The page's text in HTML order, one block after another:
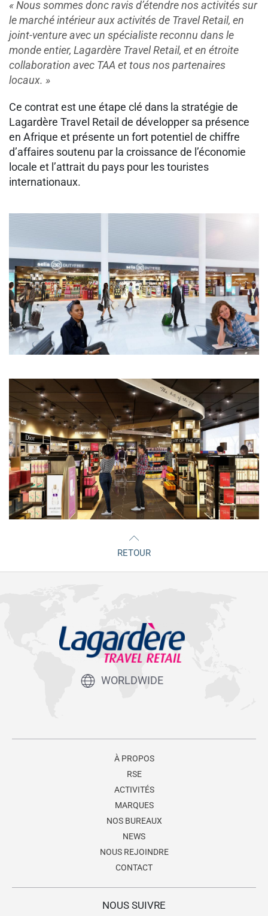
« Nous sommes donc ravis d’étendre nos activités sur
le marché intérieur aux activités de Travel Retail, en
joint-venture avec un spécialiste reconnu dans le
monde entier, Lagardère Travel Retail, et en étroite
collaboration avec TAA et tous nos partenaires
locaux. »
Ce contrat est une étape clé dans la stratégie de
Lagardère Travel Retail de développer sa présence
en Afrique et présente un fort potentiel de chiffre
d’affaires soutenu par la croissance de l’économie
locale et l’attrait du pays pour les touristes
internationaux.
RETOUR
WORLDWIDE
À PROPOS
RSE
ACTIVITÉS
MARQUES
NOS BUREAUX
NEWS
NOUS REJOINDRE
CONTACT
NOUS SUIVRE